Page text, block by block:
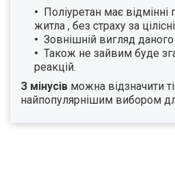
Поліуретан має
житла , без страху за
Зовнішній вигляд даного
Також не зайвим буде
реакцій.
З мінусів можна відзначити
найпопулярнішим вибором